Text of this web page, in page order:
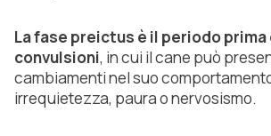
La fase preictus è il periodo prima
convulsioni, in cui il cane può
cambiamenti nel suo
irrequietezza, paura o nervosismo.